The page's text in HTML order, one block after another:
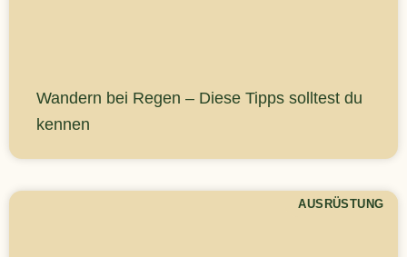
Wandern bei Regen – Diese Tipps solltest du
kennen
AUSRÜSTUNG